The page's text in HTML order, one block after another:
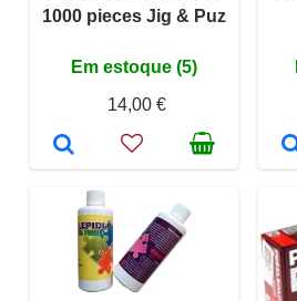
1000 pieces Jig & Puz
Em estoque (5)
14,00 €